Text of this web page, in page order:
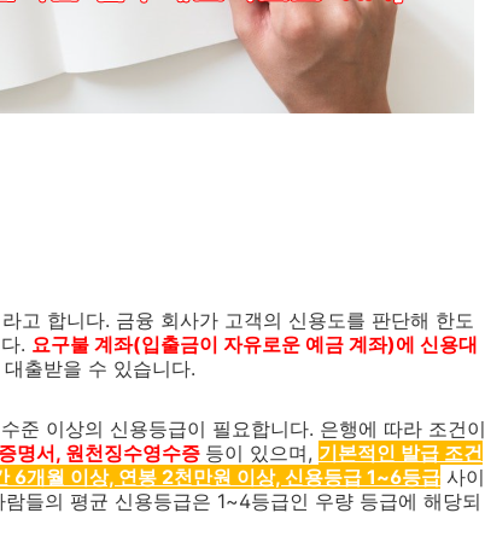
고 합니다. 금융 회사가 고객의 신용도를 판단해 한도
. 요구불 계좌(입출금이 자유로운 예금 계좌)에 신용대
출받을 수 있습니다.
준 이상의 신용등급이 필요합니다. 은행에 따라 조건이
명서, 원천징수영수증 등이 있으며, 기본적인 발급 조건
6개월 이상, 연봉 2천만원 이상, 신용등급 1~6등급 사이
들의 평균 신용등급은 1~4등급인 우량 등급에 해당되